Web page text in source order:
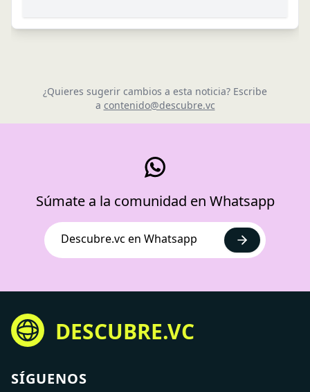
¿Quieres sugerir cambios a esta noticia? Escribe
a contenido@descubre.vc
Súmate a la comunidad en Whatsapp
Descubre.vc en Whatsapp
DESCUBRE.VC
SÍGUENOS